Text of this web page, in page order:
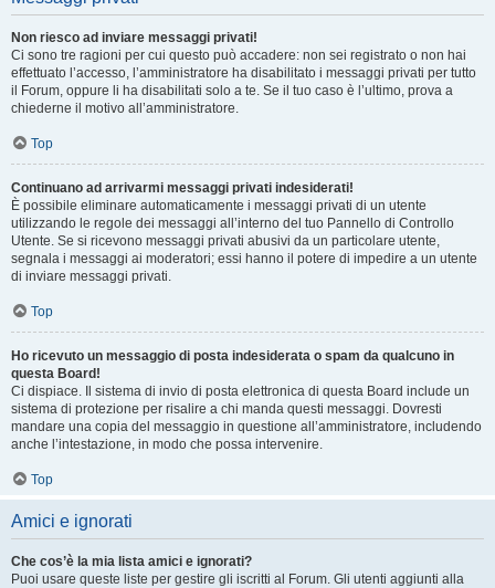
Non riesco ad inviare messaggi privati!
Ci sono tre ragioni per cui questo può accadere: non sei registrato o non hai
effettuato l’accesso, l’amministratore ha disabilitato i messaggi privati per tutto
il Forum, oppure li ha disabilitati solo a te. Se il tuo caso è l’ultimo, prova a
chiederne il motivo all’amministratore.
Top
Continuano ad arrivarmi messaggi privati indesiderati!
È possibile eliminare automaticamente i messaggi privati ​​di un utente
utilizzando le regole dei messaggi all’interno del tuo Pannello di Controllo
Utente. Se si ricevono messaggi privati ​​abusivi da un particolare utente,
segnala i messaggi ai moderatori; essi hanno il potere di impedire a un utente
di inviare messaggi privati​​.
Top
Ho ricevuto un messaggio di posta indesiderata o spam da qualcuno in
questa Board!
Ci dispiace. Il sistema di invio di posta elettronica di questa Board include un
sistema di protezione per risalire a chi manda questi messaggi. Dovresti
mandare una copia del messaggio in questione all’amministratore, includendo
anche l’intestazione, in modo che possa intervenire.
Top
Amici e ignorati
Che cos’è la mia lista amici e ignorati?
Puoi usare queste liste per gestire gli iscritti al Forum. Gli utenti aggiunti alla